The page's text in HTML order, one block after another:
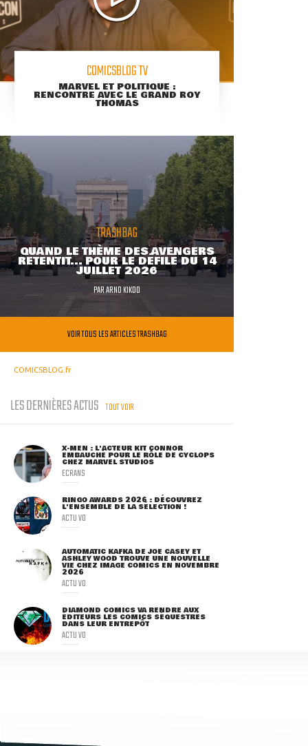
COMICSBLOG TV
MARVEL ET POLITIQUE :
RENCONTRE AVEC LE GRAND ROY
THOMAS
TRASHBAG
QUAND LE THÈME DES AVENGERS
RETENTIT... POUR LE DÉFILÉ DU 14
JUILLET 2026
PARARNO KIKOO
VOIR TOUS LES ARTICLES TRASHBAG
COMICSBLOG.fr
LES DERNIÈRES ACTUS TOUT VOIR
X-MEN : L'ACTEUR KIT CONNOR
EMBAUCHÉ POUR LE RÔLE DE CYCLOPS
CHEZ MARVEL STUDIOS
ECRANS
RINGO AWARDS 2026 : DÉCOUVREZ
L'ENSEMBLE DE LA SÉLECTION !
ACTU VO
AUTOMATIC KAFKA DE JOE CASEY ET
ASHLEY WOOD TROUVE UNE NOUVELLE
VIE CHEZ IMAGE COMICS EN NOVEMBRE
2026
ACTU VO
DIAMOND COMICS VA RENDRE AUX
ÉDITEURS LES COMICS SÉQUESTRÉS
DANS LEUR ENTREPÔT
ACTU VO